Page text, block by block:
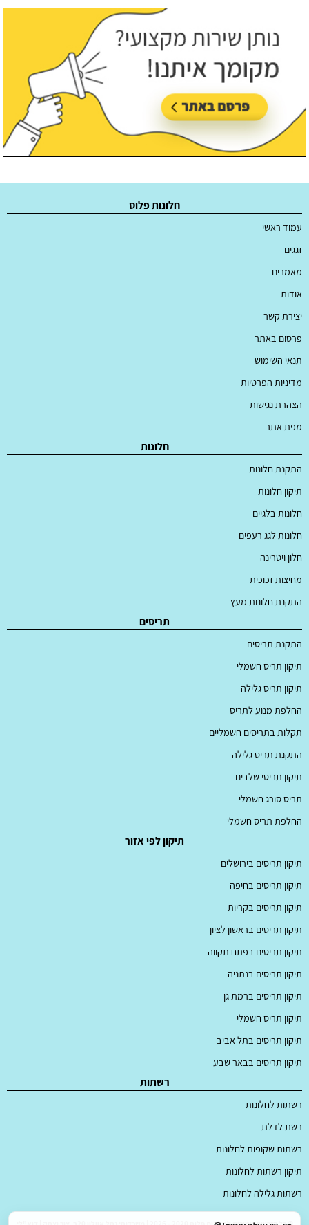
חלונות פלוס
עמוד ראשי
זגגים
מאמרים
אודות
יצירת קשר
פרסום באתר
תנאי השימוש
מדיניות הפרטיות
הצהרת נגישות
מפת אתר
חלונות
התקנת חלונות
תיקון חלונות
חלונות בלגיים
חלונות לגג רעפים
חלון ויטרינה
מחיצות זכוכית
התקנת חלונות מעץ
תריסים
התקנת תריסים
תיקון תריס חשמלי
תיקון תריס גלילה
החלפת מנוע לתריס
תקלות בתריסים חשמליים
התקנת תריס גלילה
תיקון תריסי שלבים
תריס סורג חשמלי
החלפת תריס חשמלי
תיקון לפי אזור
תיקון תריסים בירושלים
תיקון תריסים בחיפה
תיקון תריסים בקריות
תיקון תריסים בראשון לציון
תיקון תריסים בפתח תקווה
תיקון תריסים בנתניה
תיקון תריסים ברמת גן
תיקון תריס חשמלי
תיקון תריסים בתל אביב
תיקון תריסים בבאר שבע
רשתות
רשתות לחלונות
רשת לדלת
רשתות שקופות לחלונות
תיקון רשתות לחלונות
רשתות גלילה לחלונות